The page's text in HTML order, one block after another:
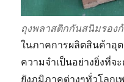
ถุงพลาสติกกันสนิมรอง
ในภาคการผลิตสินค้าอุ
ความจำเป็นอย่างยิ่งที่จ
ยังภูมิภาคต่างๆทั่วโลกเ